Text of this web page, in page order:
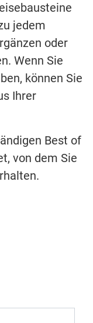
jedem
oder
Wenn Sie
können Sie
Ihrer
Best of
von dem Sie